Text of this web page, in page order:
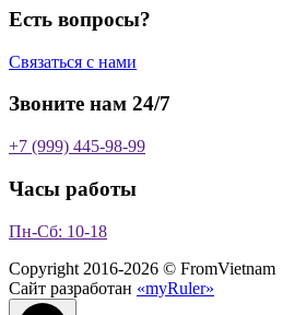
Есть вопросы?
Связаться с нами
Звоните нам 24/7
+7 (999) 445-98-99
Часы работы
Пн-Сб: 10-18
Copyright 2016-2026 © FromVietnam
Сайт разработан «myRuler»